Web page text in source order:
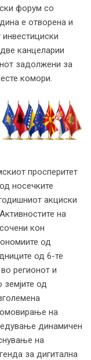
форум со
е отворена и
канцеларии
задолжени за
комори.
просперитет
носечките
акциски
на
кон
од
од 6-те
регионот и
од
на
динамичен
на
за дигитална